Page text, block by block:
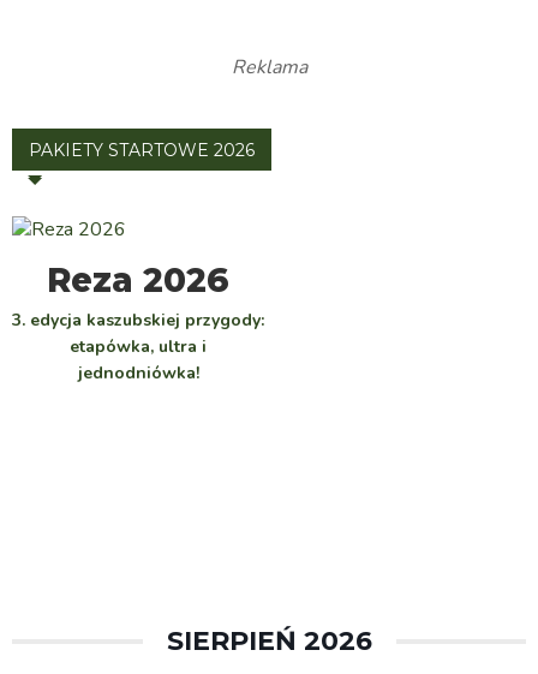
Reklama
PAKIETY STARTOWE 2026
WYBIERZ
Reza 2026
3. edycja kaszubskiej przygody:
etapówka, ultra i
jednodniówka!
SIERPIEŃ 2026